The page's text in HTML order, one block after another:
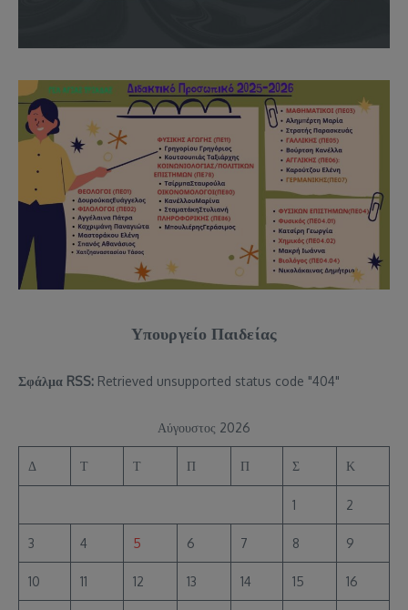
Υπουργείο Παιδείας
Σφάλμα RSS: Retrieved unsupported status code "404"
Αύγουστος 2026
Δ Τ Τ Π Π Σ Κ
1 2
3 4 5 6 7 8 9
10 11 12 13 14 15 16